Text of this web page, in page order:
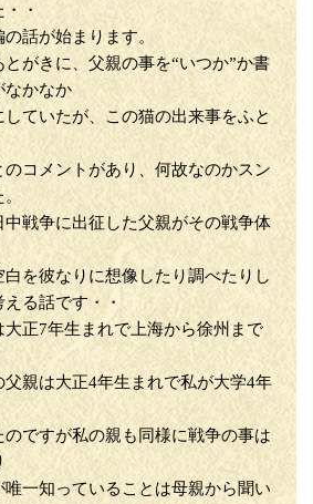
・
の話が始まります。
がきに、父親の事を“いつか”か書
なかなか
ていたが、この猫の出来事をふと
コメントがあり、何故なのかスン
中戦争に出征した父親がその戦争体
を彼なりに想像したり調べたりし
る話です・・
正7年生まれで上海から徐州まで
親は大正4年生まれで私が大学4年
ですが私の親も同様に戦争の事は
唯一知っていることは母親から聞い